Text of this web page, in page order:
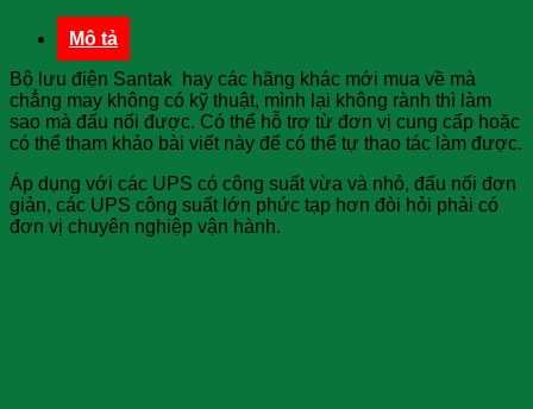
Mô tả
Bộ lưu điện Santak hay các hãng khác mới mua về mà
chẳng may không có kỹ thuật, mình lại không rành thì làm
sao mà đấu nối được. Có thể hỗ trợ từ đơn vị cung cấp hoặc
có thể tham khảo bài viết này để có thể tự thao tác làm được.
Áp dụng với các UPS có công suất vừa và nhỏ, đấu nối đơn
giản, các UPS công suất lớn phức tạp hơn đòi hỏi phải có
đơn vị chuyên nghiệp vận hành.